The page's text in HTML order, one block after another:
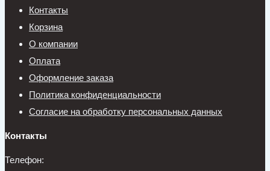
Контакты
Корзина
О компании
Оплата
Оформление заказа
Политика конфиденциальности
Согласие на обработку персональных данных
Контакты
Телефон: